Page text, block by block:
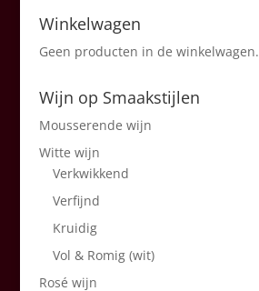
Winkelwagen
Geen producten in de winkelwagen.
Wijn op Smaakstijlen
Mousserende wijn
Witte wijn
Verkwikkend
Verfijnd
Kruidig
Vol & Romig (wit)
Rosé wijn